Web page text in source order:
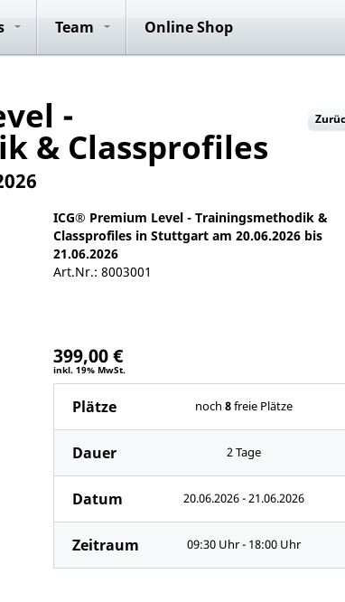
Team Online Shop
Konzepte Anmeldung
Vorteile
Club Rides Team Rides
ICG® Master
-
& Classprofiles
ICG® Premium Level - Trainingsmethodik &
Classprofiles in Stuttgart am 20.06.2026 bis
21.06.2026
Art.Nr.: 8003001
399,00 €
inkl. 19% MwSt.
Plätze noch8freie Plätze
Dauer 2 Tage
Datum 20.06.2026 - 21.06.2026
Zeitraum 09:30 Uhr - 18:00 Uhr